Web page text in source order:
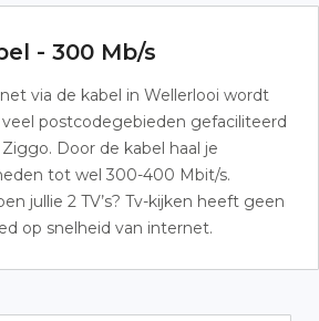
- 300 Mb/s
via de kabel in Wellerlooi wordt
postcodegebieden gefaciliteerd
Door de kabel haal je
tot wel 300-400 Mbit/s.
jullie 2 TV’s? Tv-kijken heeft geen
op snelheid van internet.